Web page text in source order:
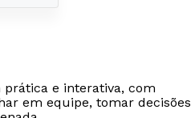
prática e interativa, com
em equipe, tomar decisões